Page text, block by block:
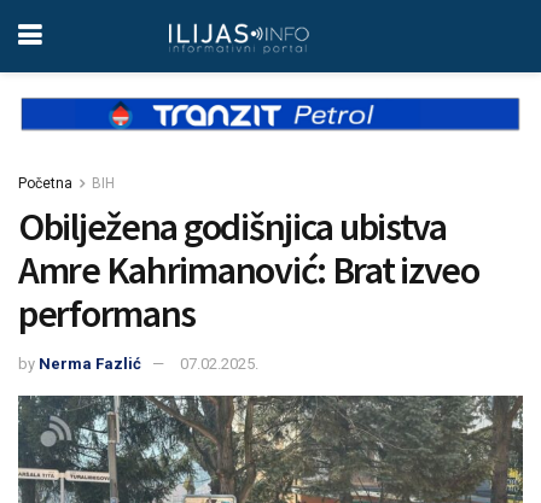
Početna BIH
Obilježena godišnjica ubistva
Amre Kahrimanović: Brat izveo
performans
by Nerma Fazlić 07.02.2025.